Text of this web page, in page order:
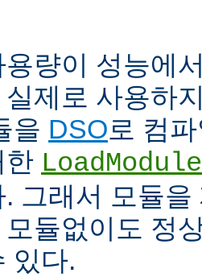
량이 성능에
제로 사용하
을 DSO로 컴
한 LoadModule
그래서 모듈
듈없이도 정
있다.